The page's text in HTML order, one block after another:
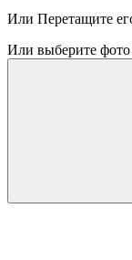
Или Перетащите
Или выберите